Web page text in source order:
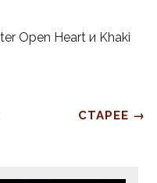
Open Heart и Khaki
СТАРЕЕ →